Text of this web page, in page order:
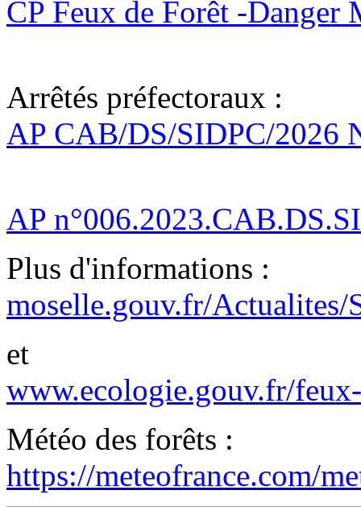
CP Feux de Forêt -Danger
Arrêtés préfectoraux :
AP CAB/DS/SIDPC/2026
AP
Plus d'informations :
moselle.gouv.fr/Actualites/
et
www.ecologie.gouv.fr/
Météo des forêts :
https://meteofrance.com/